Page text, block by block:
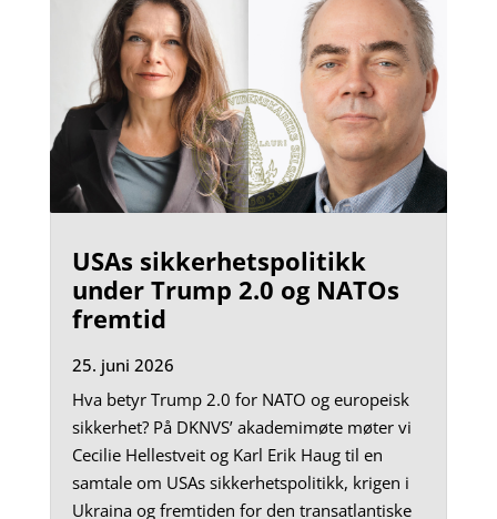
USAs sikkerhetspolitikk
under Trump 2.0 og NATOs
fremtid
25. juni 2026
Hva betyr Trump 2.0 for NATO og europeisk
sikkerhet? På DKNVS’ akademimøte møter vi
Cecilie Hellestveit og Karl Erik Haug til en
samtale om USAs sikkerhetspolitikk, krigen i
Ukraina og fremtiden for den transatlantiske